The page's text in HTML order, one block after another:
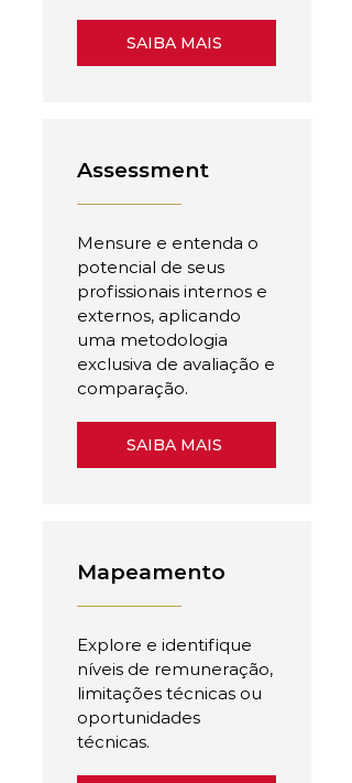
SAIBA MAIS
Assessment
Mensure e entenda o
potencial de seus
profissionais internos e
externos, aplicando
uma metodologia
exclusiva de avaliação e
comparação.
SAIBA MAIS
Mapeamento
Explore e identifique
níveis de remuneração,
limitações técnicas ou
oportunidades
técnicas.